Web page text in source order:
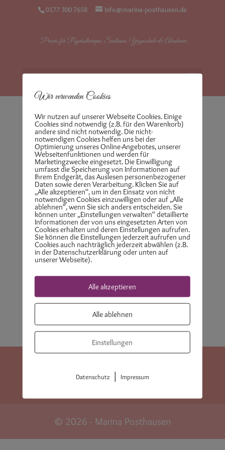
0177 300 7658 info@marina-posthausen.de
Bestellung erhalten
[wpcw_order_received]
Neueste Beiträge
Embodiment – wenn dein Körper anfängt,
dich zu lieben.
Themenreihe Selbstakzeptanz
EFT – Anleitung bei Herzangst
Depression? Ab wann brauche ich Hilfe?
© 2026 - Marina Posthausen
Wir verwenden Cookies
Wir nutzen auf unserer Webseite Cookies. Einige
Cookies sind notwendig (z.B. für den Warenkorb)
andere sind nicht notwendig. Die nicht-
notwendigen Cookies helfen uns bei der
Optimierung unseres Online-Angebotes, unserer
Webseitenfunktionen und werden für
Marketingzwecke eingesetzt. Die Einwilligung
umfasst die Speicherung von Informationen auf
Ihrem Endgerät, das Auslesen personenbezogener
Daten sowie deren Verarbeitung. Klicken Sie auf
„Alle akzeptieren“, um in den Einsatz von nicht
notwendigen Cookies einzuwilligen oder auf „Alle
ablehnen“, wenn Sie sich anders entscheiden. Sie
können unter „Einstellungen verwalten“ detaillierte
Informationen der von uns eingesetzten Arten von
Cookies erhalten und deren Einstellungen aufrufen.
Sie können die Einstellungen jederzeit aufrufen und
Cookies auch nachträglich jederzeit abwählen (z.B.
in der Datenschutzerklärung oder unten auf
unserer Webseite).
Alle akzeptieren
Alle ablehnen
Einstellungen
Datenschutz | Impressum